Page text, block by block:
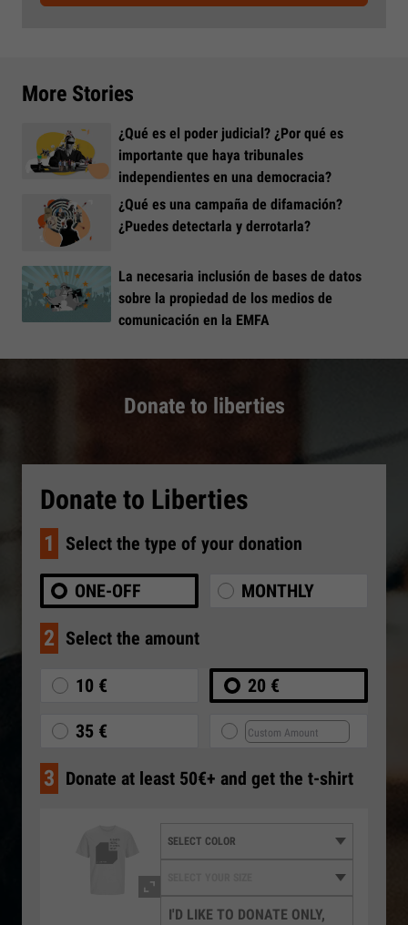
More Stories
¿Qué es el poder judicial? ¿Por qué es
importante que haya tribunales
independientes en una democracia?
¿Qué es una campaña de difamación?
¿Puedes detectarla y derrotarla?
La necesaria inclusión de bases de datos
sobre la propiedad de los medios de
comunicación en la EMFA
Donate to liberties
Donate to Liberties
1 Select the type of your donation
ONE-OFF MONTHLY
2 Select the amount
10 € 20 €
35 €
3 Donate at least 50€+ and get the t-shirt
I'D LIKE TO DONATE ONLY,